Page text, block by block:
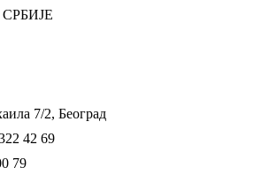
7/2, Београд
42 69
79